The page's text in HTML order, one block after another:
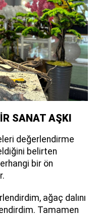
SANAT AŞKI
değerlendirme
belirten
bir ön
ağaç dalını
Tamamen